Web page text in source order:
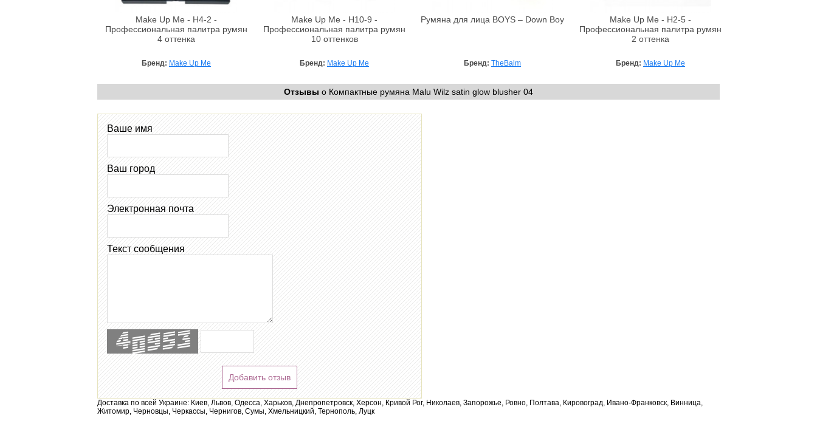
Make Up Me - H4-2 -
Профессиональная палитра румян
4 оттенка
Бренд: Make Up Me
Make Up Me - H10-9 -
Профессиональная палитра румян
10 оттенков
Бренд: Make Up Me
Румяна для лица BOYS – Down Boy
Бренд: TheBalm
Make Up Me - H2-5 -
Профессиональная палитра румян
2 оттенка
Бренд: Make Up Me
Отзывы о Компактные румяна Malu Wilz satin glow blusher 04
Ваше имя
Ваш город
Электронная почта
Текст сообщения
Добавить отзыв
Доставка по всей Украине: Киев, Львов, Одесса, Харьков, Днепропетровск, Херсон, Кривой Рог, Николаев, Запорожье, Ровно, Полтава, Кировоград, Ивано-Франковск, Винница,
Житомир, Черновцы, Черкассы, Чернигов, Сумы, Хмельницкий, Тернополь, Луцк